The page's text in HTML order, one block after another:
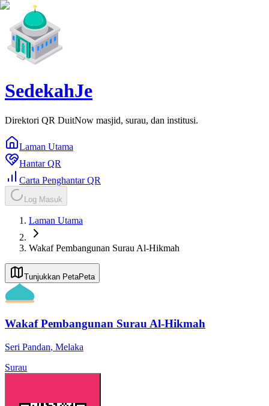
SedekahJe
Direktori QR DuitNow masjid, surau, dan institusi.
Laman Utama
Hantar QR
Carta Penghantar QR
Log Masuk
Laman Utama
Wakaf Pembangunan Surau Al-Hikmah
Tunjukkan PetaPeta
Wakaf Pembangunan Surau Al-Hikmah
Seri Pandan, Melaka
Surau